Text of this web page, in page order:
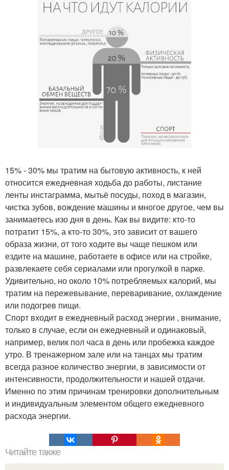
15% - 30% мы тратим на бытовую активность, к ней
относится ежедневная ходьба до работы, листание
ленты инстаграмма, мытьё посуды, поход в магазин,
чистка зубов, вождение машины и многое другое, чем вы
занимаетесь изо дня в день. Как вы видите: кто-то
потратит 15%, а кто-то 30%, это зависит от вашего
образа жизни, от того ходите вы чаще пешком или
ездите на машине, работаете в офисе или на стройке,
развлекаете себя сериалами или прогулкой в парке.
Удивительно, но около 10% потребляемых калорий, мы
тратим на пережевывание, переваривание, охлаждение
или подогрев пищи.
Спорт входит в ежедневный расход энергии , внимание,
только в случае, если он ежедневный и одинаковый,
например, велик пол часа в день или пробежка каждое
утро. В тренажерном зале или на танцах мы тратим
всегда разное количество энергии, в зависимости от
интенсивности, продолжительности и нашей отдачи.
Именно по этим причинам тренировки дополнительным
и индивидуальным элементом общего ежедневного
расхода энергии.
Читайте также